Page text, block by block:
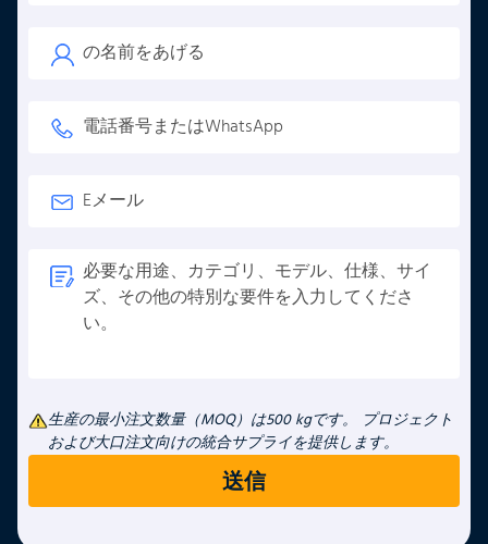
生産の最小注文数量（MOQ）は500 kgです。 プロジェクト
および大口注文向けの統合サプライを提供します。